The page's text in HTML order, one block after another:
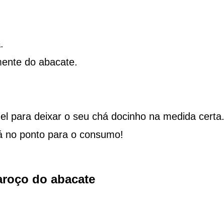
do abacate.
para deixar o seu chá docinho na medida certa.
no ponto para o consumo!
do abacate